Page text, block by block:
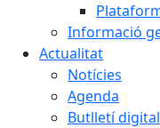
Informació
Actualitat
Notícies
Agenda
Butlletí digital